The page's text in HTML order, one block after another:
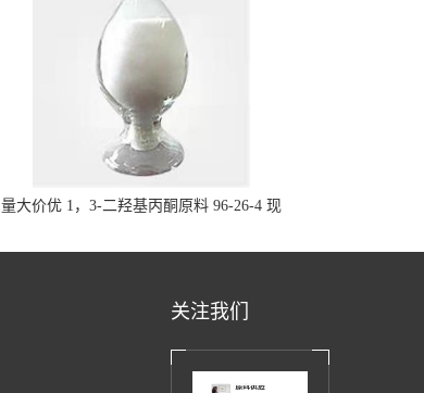
量大价优 1，3-二羟基丙酮原料 96-26-4 现
关注我们